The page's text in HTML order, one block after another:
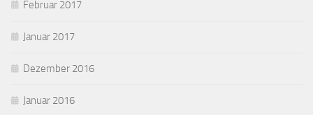
Februar 2017
Januar 2017
Dezember 2016
Januar 2016